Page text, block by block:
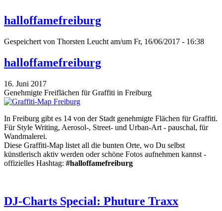
halloffamefreiburg
Gespeichert von Thorsten Leucht am/um Fr, 16/06/2017 - 16:38
halloffamefreiburg
16. Juni 2017
Genehmigte Freiflächen für Graffiti in Freiburg
In Freiburg gibt es 14 von der Stadt genehmigte Flächen für Graffiti.
Für Style Writing, Aerosol-, Street- und Urban-Art - pauschal, für
Wandmalerei.
Diese Graffiti-Map listet all die bunten Orte, wo Du selbst
künstlerisch aktiv werden oder schöne Fotos aufnehmen kannst -
offizielles Hashtag: #halloffamefreiburg
DJ-Charts Special: Phuture Traxx